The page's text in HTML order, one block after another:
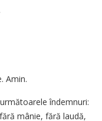
Amin.
îndemnuri:
mânie, fără laudă,